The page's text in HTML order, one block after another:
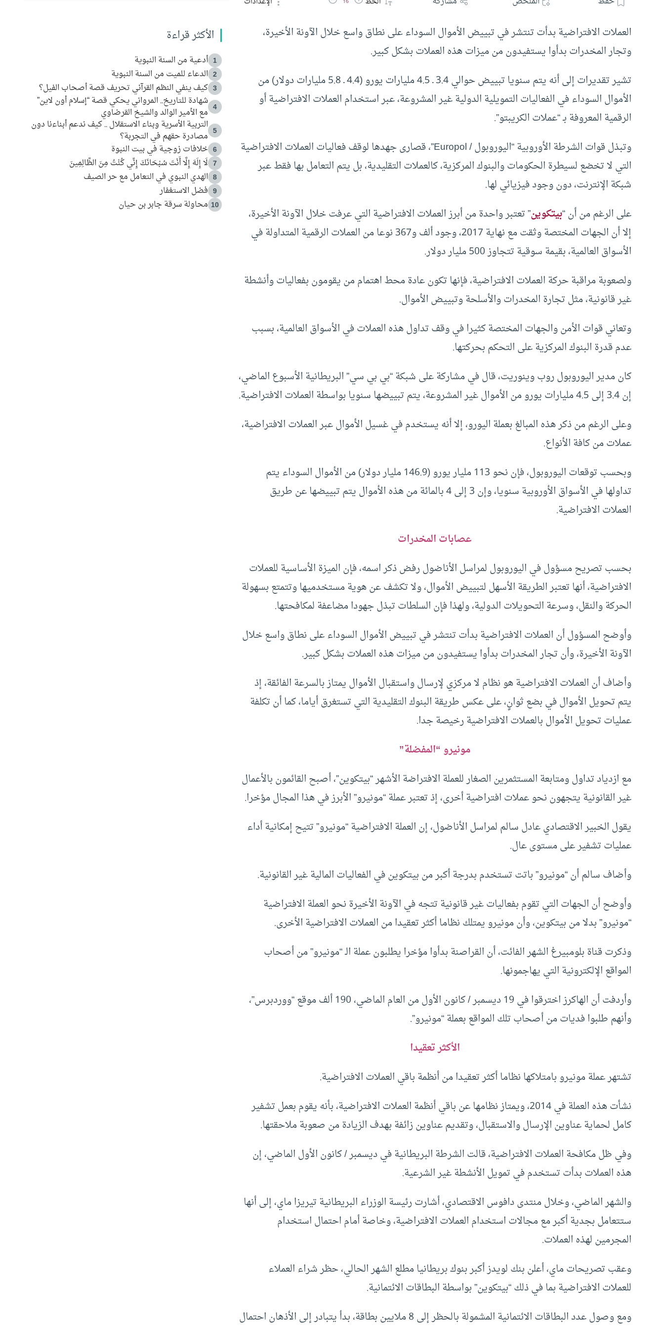
العملات الافتراضية بدأت تنتشر في تبييض الأموال السوداء على نطاق واسع خلال الآونة الأخيرة،
وتجار المخدرات بدأوا يستفيدون من ميزات هذه العملات بشكل كبير.
تشير تقديرات إلى أنه يتم سنويا تبييض حوالي 3.4 ـ 4.5 مليارات يورو (4.4 ـ 5.8 مليارات دولار) من
الأموال السوداء في الفعاليات التمويلية الدولية غير المشروعة، عبر استخدام العملات الافتراضية أو
الرقمية المعروفة بـ “عملات الكريبتو”.
وتبذل قوات الشرطة الأوروبية “اليوروبول / Europol”، قصارى جهدها لوقف فعاليات العملات الافتراضية
التي لا تخضع لسيطرة الحكومات والبنوك المركزية، كالعملات التقليدية، بل يتم التعامل بها فقط عبر
شبكة الإنترنت، دون وجود فيزيائي لها.
على الرغم من أن “بيتكوين” تعتبر واحدة من أبرز العملات الافتراضية التي عرفت خلال الآونة الأخيرة،
إلا أن الجهات المختصة وثقت مع نهاية 2017، وجود ألف و367 نوعا من العملات الرقمية المتداولة في
الأسواق العالمية، بقيمة سوقية تتجاوز 500 مليار دولار.
ولصعوبة مراقبة حركة العملات الافتراضية، فإنها تكون عادة محط اهتمام من يقومون بفعاليات وأنشطة
غير قانونية، مثل تجارة المخدرات والأسلحة وتبييض الأموال.
وتعاني قوات الأمن والجهات المختصة كثيرا في وقف تداول هذه العملات في الأسواق العالمية، بسبب
عدم قدرة البنوك المركزية على التحكم بحركتها.
كان مدير اليوروبول روب وينوريت، قال في مشاركة على شبكة “بي بي سي” البريطانية الأسبوع الماضي،
إن 3.4 إلى 4.5 مليارات يورو من الأموال غير المشروعة، يتم تبييضها سنويا بواسطة العملات الافتراضية.
وعلى الرغم من ذكر هذه المبالغ بعملة اليورو، إلا أنه يستخدم في غسيل الأموال عبر العملات الافتراضية،
عملات من كافة الأنواع.
وبحسب توقعات اليوروبول، فإن نحو 113 مليار يورو (146.9 مليار دولار) من الأموال السوداء يتم
تداولها في الأسواق الأوروبية سنويا، وإن 3 إلى 4 بالمائة من هذه الأموال يتم تبييضها عن طريق
العملات الافتراضية.
عصابات المخدرات
بحسب تصريح مسؤول في اليوروبول لمراسل الأناضول رفض ذكر اسمه، فإن الميزة الأساسية للعملات
الافتراضية، أنها تعتبر الطريقة الأسهل لتبييض الأموال، ولا تكشف عن هوية مستخدميها وتتمتع بسهولة
الحركة والنقل، وسرعة التحويلات الدولية، ولهذا فإن السلطات تبذل جهودا مضاعفة لمكافحتها.
وأوضح المسؤول أن العملات الافتراضية بدأت تنتشر في تبييض الأموال السوداء على نطاق واسع خلال
الآونة الأخيرة، وأن تجار المخدرات بدأوا يستفيدون من ميزات هذه العملات بشكل كبير.
وأضاف أن العملات الافتراضية هو نظام لا مركزي لإرسال واستقبال الأموال يمتاز بالسرعة الفائقة، إذ
يتم تحويل الأموال في بضع ثوانٍ، على عكس طريقة البنوك التقليدية التي تستغرق أياما، كما أن تكلفة
عمليات تحويل الأموال بالعملات الافتراضية رخيصة جدا.
مونيرو “المفضلة”
مع ازدياد تداول ومتابعة المستثمرين الصغار للعملة الافتراضة الأشهر “بيتكوين”، أصبح القائمون بالأعمال
غير القانونية يتجهون نحو عملات افتراضية أخرى، إذ تعتبر عملة “مونيرو” الأبرز في هذا المجال مؤخرا.
يقول الخبير الاقتصادي عادل سالم لمراسل الأناضول، إن العملة الافتراضية “مونيرو” تتيح إمكانية أداء
عمليات تشفير على مستوى عال.
وأضاف سالم أن “مونيرو” باتت تستخدم بدرجة أكبر من بيتكوين في الفعاليات المالية غير القانونية.
وأوضح أن الجهات التي تقوم بفعاليات غير قانونية تتجه في الآونة الأخيرة نحو العملة الافتراضية
“مونيرو” بدلا من بيتكوين، وأن مونيرو يمتلك نظاما أكثر تعقيدا من العملات الافتراضية الأخرى.
وذكرت قناة بلومبيرغ الشهر الفائت، أن القراصنة بدأوا مؤخرا يطلبون عملة الـ “مونيرو” من أصحاب
المواقع الإلكترونية التي يهاجمونها.
وأردفت أن الهاكرز اخترقوا في 19 ديسمبر / كانون الأول من العام الماضي، 190 ألف موقع “ووردبرس”،
وأنهم طلبوا فديات من أصحاب تلك المواقع بعملة “مونيرو”.
الأكثر تعقيدا
تشتهر عملة مونيرو بامتلاكها نظاما أكثر تعقيدا من أنظمة باقي العملات الافتراضية.
نشأت هذه العملة في 2014، ويمتاز نظامها عن باقي أنظمة العملات الافتراضية، بأنه يقوم بعمل تشفير
كامل لحماية عناوين الإرسال والاستقبال، وتقديم عناوين زائفة بهدف الزيادة من صعوبة ملاحقتها.
وفي ظل مكافحة العملات الافتراضية، قالت الشرطة البريطانية في ديسمبر / كانون الأول الماضي، إن
هذه العملات بدأت تستخدم في تمويل الأنشطة غير الشرعية.
والشهر الماضي، وخلال منتدى دافوس الاقتصادي، أشارت رئيسة الوزراء البريطانية تيريزا ماي، إلى أنها
ستتعامل بجدية أكبر مع مجالات استخدام العملات الافتراضية، وخاصة أمام احتمال استخدام
المجرمين لهذه العملات.
وعقب تصريحات ماي، أعلن بنك لويدز أكبر بنوك بريطانيا مطلع الشهر الحالي، حظر شراء العملاء
للعملات الافتراضية بما في ذلك “بيتكوين” بواسطة البطاقات الائتمانية.
ومع وصول عدد البطاقات الائتمانية المشمولة بالحظر إلى 8 ملايين بطاقة، بدأ يتبادر إلى الأذهان احتمال
الأكثر قراءة
1 أدعية من السنة النبوية
2 الدعاء للميت من السنة النبوية
3 كيف ينفي النظم القرآني تحريف قصة أصحاب الفيل؟
4
شهادة للتاريخ.. المرواني يحكي قصة “إسلام أون لاين”
مع الأمير الوالد والشيخ القرضاوي
5
التربية الأسرية وبناء الاستقلال .. كيف ندعم أبناءنا دون
مصادرة حقهم في التجربة؟
6 خلافات زوجية في بيت النبوة
7 لَا إِلَهَ إِلَّا أَنْتَ سُبْحَانَكَ إِنِّي كُنْتُ مِنَ الظَّالِمِينَ
8 الهدي النبوي في التعامل مع حر الصيف
9 فضل الاستغفار
10 محاولة سرقة جابر بن حيان